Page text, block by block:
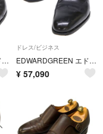
EDWARDGREEN エドワードグリーン BERKELEY バークレー パンチドキャップトゥ レザーシューズ 8 1/2
ドレス/ビジネス
EDWARDGREEN エドワードグリーン BEAULIEU ビューロー ウィングチップ レザーシューズ 8 1/2
¥ 57,090